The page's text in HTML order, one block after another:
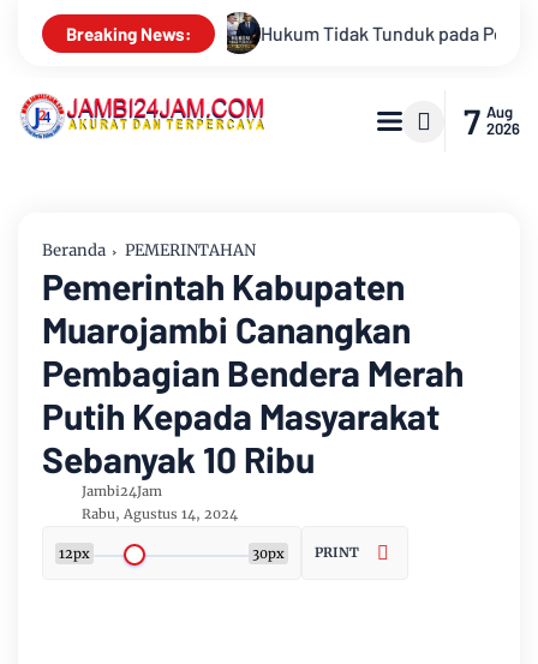
Breaking News:
Persepsi: Kritik Terhadap Monopoli Kebenaran oleh Media
7 Aug
2026
Beranda PEMERINTAHAN
Pemerintah Kabupaten
Muarojambi Canangkan
Pembagian Bendera Merah
Putih Kepada Masyarakat
Sebanyak 10 Ribu
Jambi24Jam
Rabu, Agustus 14, 2024
12px 30px PRINT